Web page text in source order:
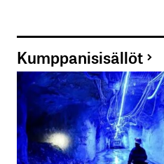
Kumppanisisällöt